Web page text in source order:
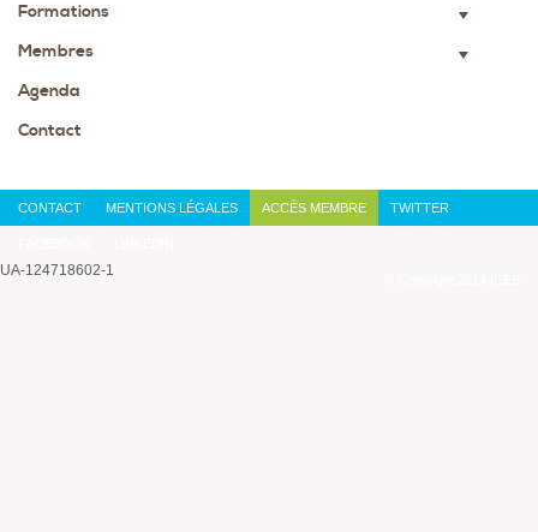
Formations ▼
Membres ▼
Agenda
Contact
CONTACT MENTIONS LÉGALES ACCÈS MEMBRE TWITTER
UA-124718602-1